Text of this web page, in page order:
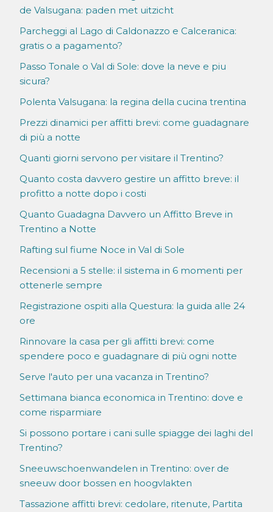
de Valsugana: paden met uitzicht
Parcheggi al Lago di Caldonazzo e Calceranica:
gratis o a pagamento?
Passo Tonale o Val di Sole: dove la neve e piu
sicura?
Polenta Valsugana: la regina della cucina trentina
Prezzi dinamici per affitti brevi: come guadagnare
di più a notte
Quanti giorni servono per visitare il Trentino?
Quanto costa davvero gestire un affitto breve: il
profitto a notte dopo i costi
Quanto Guadagna Davvero un Affitto Breve in
Trentino a Notte
Rafting sul fiume Noce in Val di Sole
Recensioni a 5 stelle: il sistema in 6 momenti per
ottenerle sempre
Registrazione ospiti alla Questura: la guida alle 24
ore
Rinnovare la casa per gli affitti brevi: come
spendere poco e guadagnare di più ogni notte
Serve l'auto per una vacanza in Trentino?
Settimana bianca economica in Trentino: dove e
come risparmiare
Si possono portare i cani sulle spiagge dei laghi del
Trentino?
Sneeuwschoenwandelen in Trentino: over de
sneeuw door bossen en hoogvlakten
Tassazione affitti brevi: cedolare, ritenute, Partita